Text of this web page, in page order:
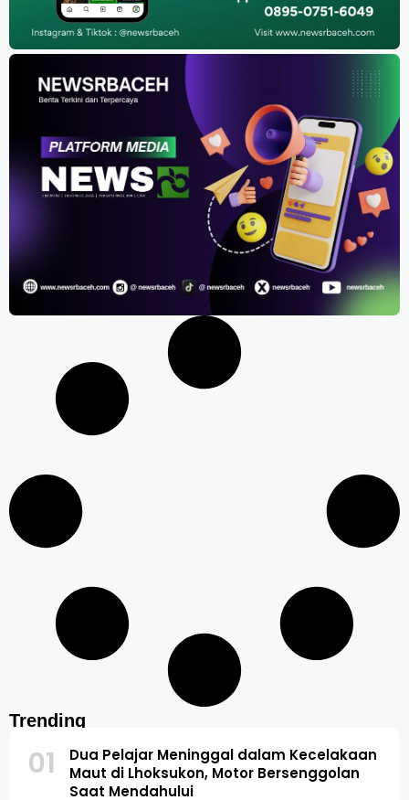
Trending
01
Dua Pelajar Meninggal dalam Kecelakaan
Maut di Lhoksukon, Motor Bersenggolan
Saat Mendahului